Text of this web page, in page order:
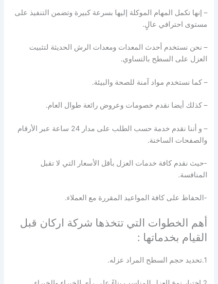
– إنها تكمل المهام الموكلة إليها بسرعة كبيرة وتضمن التنفيذ على
مستوى احترافي عالٍ.
– نحن نستخدم أحدث المعدات ومعدات الرش الحديثة لتثبيت
العزل على السطح بالتساوي.
– كما نستخدم مواد آمنة للصحة والبيئة.
– كذلك أيضا نقدم خصومات وعروض رائعة طوال العام.
– و أننا نقدم خدمة حسب الطلب على مدار 24 ساعة عبر الأرقام
والصفحات الساخنة.
-حيث نقدم كافة خدمات العزل بأقل الأسعار التي لا تقبل
المنافسة.
-الحفاظ على كافة المواعيد المقررة مع العملاء.
أهم الخطوات التي تتخذها شركة اركان قبل
القيام بخدماتها :
1.تحديد حجم السطح المراد عزله.